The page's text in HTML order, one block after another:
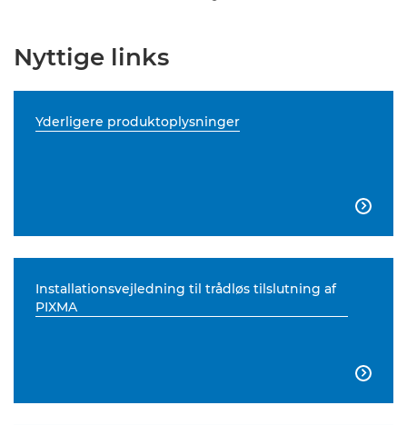
Nyttige links
Yderligere produktoplysninger

Installationsvejledning til trådløs tilslutning af
PIXMA
